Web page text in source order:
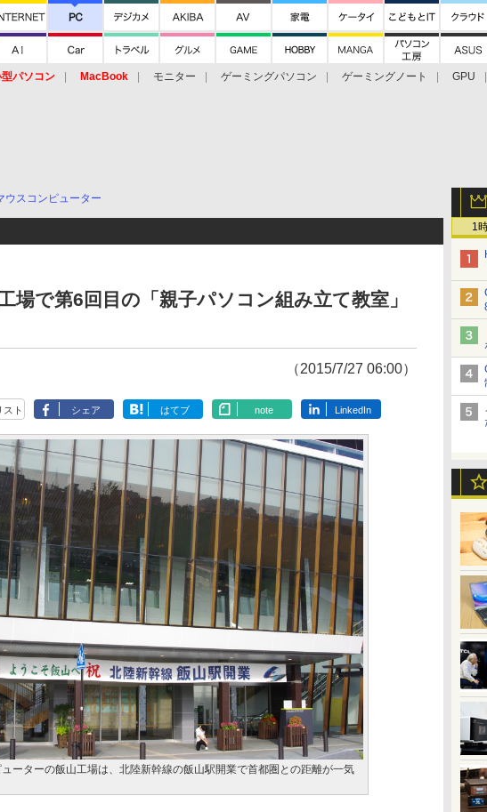
パソコン MacBook モニター ゲーミングパソコン ゲーミングノート
GPU
1
ウスコンピューター
場で第6回目の「親子パソコン組み立て教室」
（2015/7/27 06:00）
スト シェア はてブ note LinkedIn
ーターの飯山工場は、北陸新幹線の飯山駅開業で首都圏との距離が一気